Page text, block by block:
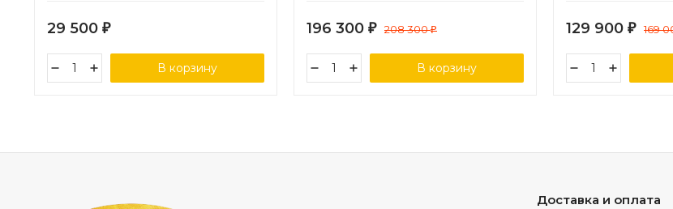
29 500 ₽
В корзину
196 300 ₽ 208 300₽
В корзину
129 900 ₽ 169
Доставка и оплата